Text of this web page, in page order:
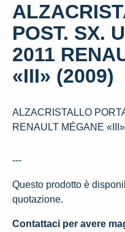
POST. SX.
2011
«III» (2009)
ALZACRISTALLO
RENAULT MÉGANE
---
Questo prodotto è
quotazione.
Contattaci per avere